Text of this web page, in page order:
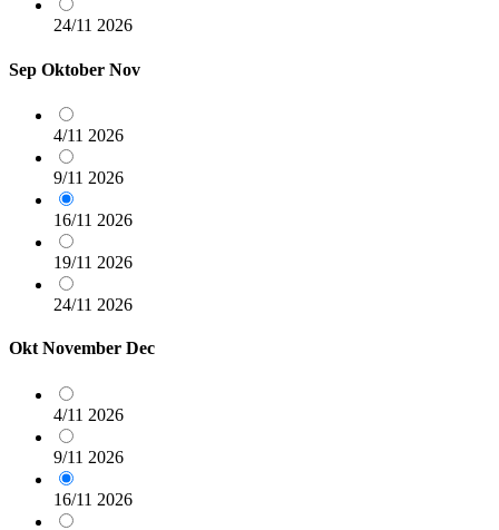
24/11 2026
Sep Oktober Nov
4/11 2026
9/11 2026
16/11 2026
19/11 2026
24/11 2026
Okt November Dec
4/11 2026
9/11 2026
16/11 2026